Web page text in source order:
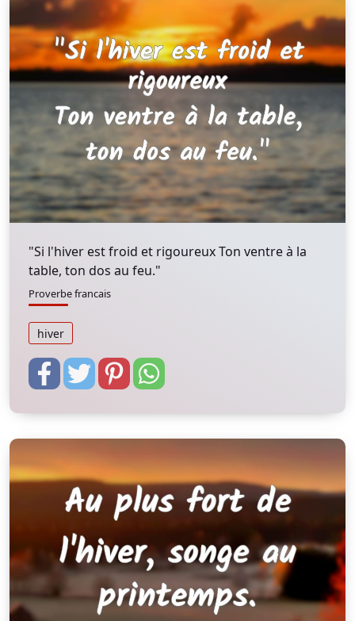
"Si l'hiver est froid et rigoureux Ton ventre à la
table, ton dos au feu."
Proverbe francais
hiver